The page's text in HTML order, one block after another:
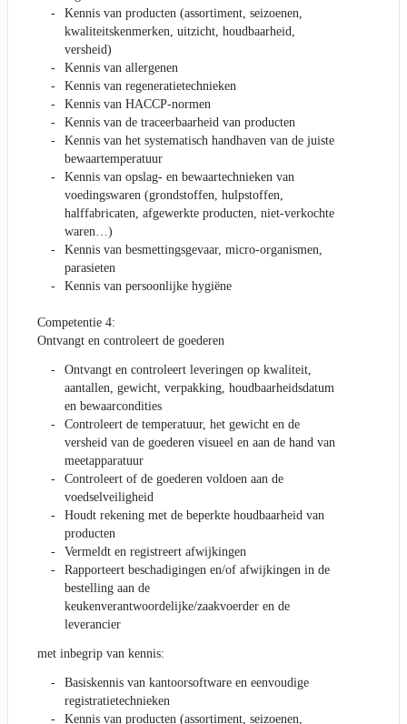
Kennis van producten (assortiment, seizoenen,
kwaliteitskenmerken, uitzicht, houdbaarheid,
versheid)
Kennis van allergenen
Kennis van regeneratietechnieken
Kennis van HACCP-normen
Kennis van de traceerbaarheid van producten
Kennis van het systematisch handhaven van de juiste
bewaartemperatuur
Kennis van opslag- en bewaartechnieken van
voedingswaren (grondstoffen, hulpstoffen,
halffabricaten, afgewerkte producten, niet-verkochte
waren…)
Kennis van besmettingsgevaar, micro-organismen,
parasieten
Kennis van persoonlijke hygiëne
Competentie 4:
Ontvangt en controleert de goederen
Ontvangt en controleert leveringen op kwaliteit,
aantallen, gewicht, verpakking, houdbaarheidsdatum
en bewaarcondities
Controleert de temperatuur, het gewicht en de
versheid van de goederen visueel en aan de hand van
meetapparatuur
Controleert of de goederen voldoen aan de
voedselveiligheid
Houdt rekening met de beperkte houdbaarheid van
producten
Vermeldt en registreert afwijkingen
Rapporteert beschadigingen en/of afwijkingen in de
bestelling aan de
keukenverantwoordelijke/zaakvoerder en de
leverancier
met inbegrip van kennis:
Basiskennis van kantoorsoftware en eenvoudige
registratietechnieken
Kennis van producten (assortiment, seizoenen,